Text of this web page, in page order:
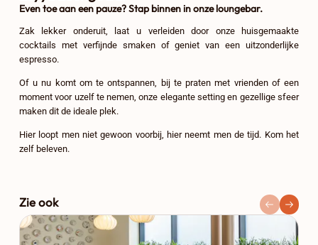
Even toe aan een pauze? Stap binnen in onze loungebar.
Zak lekker onderuit, laat u verleiden door onze huisgemaakte
cocktails met verfijnde smaken of geniet van een uitzonderlijke
espresso.
Of u nu komt om te ontspannen, bij te praten met vrienden of een
moment voor uzelf te nemen, onze elegante setting en gezellige sfeer
maken dit de ideale plek.
Hier loopt men niet gewoon voorbij, hier neemt men de tijd. Kom het
zelf beleven.
Zie ook